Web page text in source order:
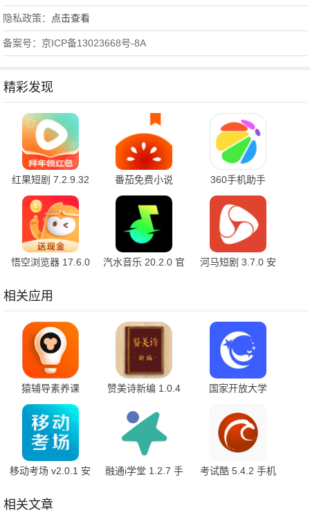
隐私政策： 点击查看
备案号：京ICP备13023668号-8A
精彩发现
红果短剧 7.2.9.32
官方版
番茄免费小说
7.2.9.32 安卓版
360手机助手
10.2.2 官方版
悟空浏览器 17.6.0
汽水音乐 20.2.0 官
河马短剧 3.7.0 安
相关应用
猿辅导素养课
3.34.1 最新版
赞美诗新编 1.0.4
国家开放大学
移动考场 v2.0.1 安
融通i学堂 1.2.7 手
考试酷 5.4.2 手机
相关文章